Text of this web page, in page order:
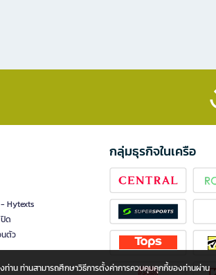
Hytexts
ด
นตัว
กลุ่มธุรกิจในเครือ
าน ท่านสามารถศึกษาวิธีการตั้งค่าการควบคุมคุกกี้ของท่านผ่าน